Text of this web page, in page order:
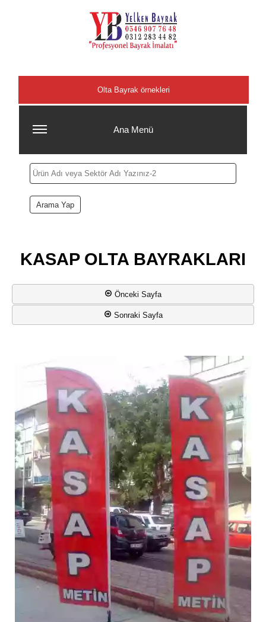
Olta Bayrak örnekleri
Ana Menü
KASAP OLTA BAYRAKLARI
Önceki Sayfa
Sonraki Sayfa